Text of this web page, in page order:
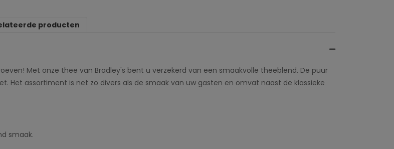
producten
Met onze thee van Bradley's bent u verzekerd van een smaakvolle theeblend. De puur
Het assortiment is net zo divers als de smaak van uw gasten en omvat naast de klassieke
smaak.